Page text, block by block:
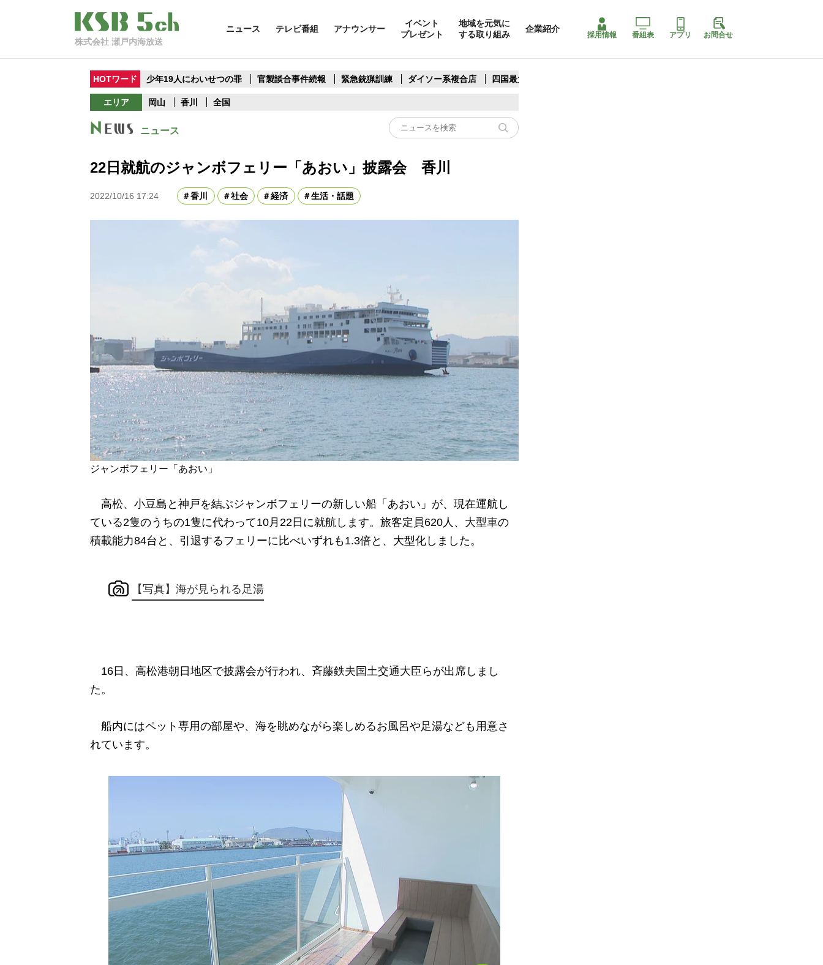
株式会社 瀬戸内海放送
ニュース テレビ番組 アナウンサー
イベント
プレゼント
地域を元気に
する取り組み
企業紹介
採用情報 番組表 アプリ お問合せ
HOTワード 少年19人にわいせつの罪 官製談合事件続報 緊急銃猟訓練 ダイソー系複合店 四国最大スリコ
エリア 岡山 香川 全国
ニュース
22日就航のジャンボフェリー「あおい」披露会 香川
2022/10/16 17:24 香川 社会 経済 生活・話題
ジャンボフェリー「あおい」
高松、小豆島と神戸を結ぶジャンボフェリーの新しい船「あおい」が、現在運航し
ている2隻のうちの1隻に代わって10月22日に就航します。旅客定員620人、大型車の
積載能力84台と、引退するフェリーに比べいずれも1.3倍と、大型化しました。
【写真】海が見られる足湯
16日、高松港朝日地区で披露会が行われ、斉藤鉄夫国土交通大臣らが出席しまし
た。
船内にはペット専用の部屋や、海を眺めながら楽しめるお風呂や足湯なども用意さ
れています。